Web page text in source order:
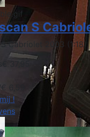
S
Cabriolet 2003 (1:18)
€ 37,95
€ 6,59
!